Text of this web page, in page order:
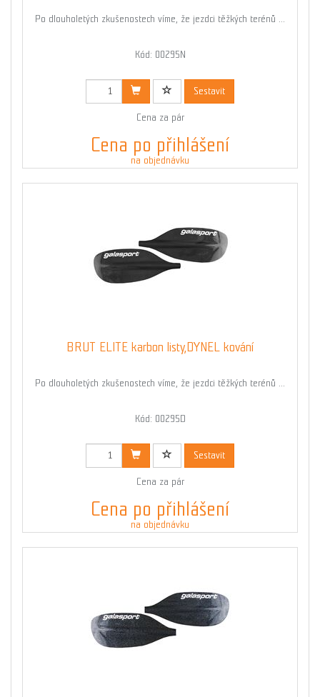
Po dlouholetých zkušenostech víme, že jezdci těžkých terénů ...
Kód: 00295N
Sestavit
Cena za pár
Cena po přihlášení
na objednávku
BRUT ELITE karbon listy,DYNEL kování
Po dlouholetých zkušenostech víme, že jezdci těžkých terénů ...
Kód: 00295D
Sestavit
Cena za pár
Cena po přihlášení
na objednávku